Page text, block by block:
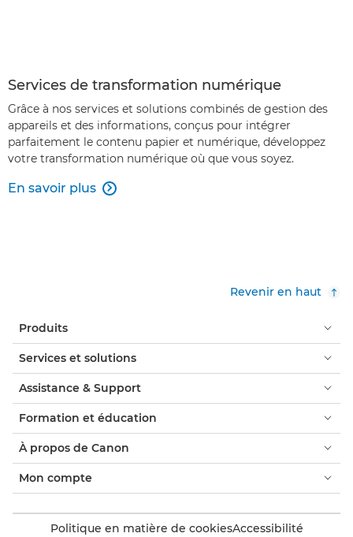
Services de transformation numérique
Grâce à nos services et solutions combinés de gestion des
appareils et des informations, conçus pour intégrer
parfaitement le contenu papier et numérique, développez
votre transformation numérique où que vous soyez.
En savoir plus 
Revenir en haut
Produits
Services et solutions
Assistance & Support
Formation et éducation
À propos de Canon
Mon compte
Politique en matière de cookiesAccessibilité